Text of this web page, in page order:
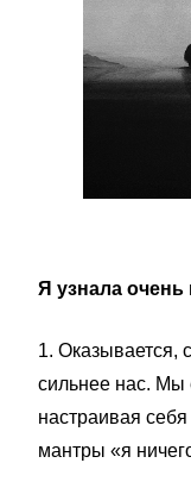
Я узнала очень
1. Оказывается,
сильнее нас. Мы
настраивая
мантры «я